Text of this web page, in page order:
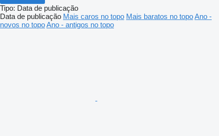
Tipo: Data de publicação
Data de publicação Mais caros no topo Mais baratos no topoAno -
novos no topoAno - antigos no topo